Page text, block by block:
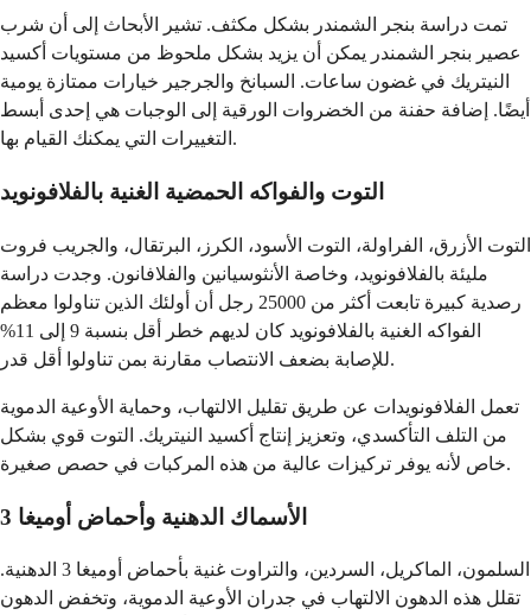
تمت دراسة بنجر الشمندر بشكل مكثف. تشير الأبحاث إلى أن شرب
عصير بنجر الشمندر يمكن أن يزيد بشكل ملحوظ من مستويات أكسيد
النيتريك في غضون ساعات. السبانخ والجرجير خيارات ممتازة يومية
أيضًا. إضافة حفنة من الخضروات الورقية إلى الوجبات هي إحدى أبسط
التغييرات التي يمكنك القيام بها.
التوت والفواكه الحمضية الغنية بالفلافونويد
التوت الأزرق، الفراولة، التوت الأسود، الكرز، البرتقال، والجريب فروت
مليئة بالفلافونويد، وخاصة الأنثوسيانين والفلافانون. وجدت دراسة
رصدية كبيرة تابعت أكثر من 25000 رجل أن أولئك الذين تناولوا معظم
الفواكه الغنية بالفلافونويد كان لديهم خطر أقل بنسبة 9 إلى 11%
للإصابة بضعف الانتصاب مقارنة بمن تناولوا أقل قدر.
تعمل الفلافونويدات عن طريق تقليل الالتهاب، وحماية الأوعية الدموية
من التلف التأكسدي، وتعزيز إنتاج أكسيد النيتريك. التوت قوي بشكل
خاص لأنه يوفر تركيزات عالية من هذه المركبات في حصص صغيرة.
الأسماك الدهنية وأحماض أوميغا 3
السلمون، الماكريل، السردين، والتراوت غنية بأحماض أوميغا 3 الدهنية.
تقلل هذه الدهون الالتهاب في جدران الأوعية الدموية، وتخفض الدهون